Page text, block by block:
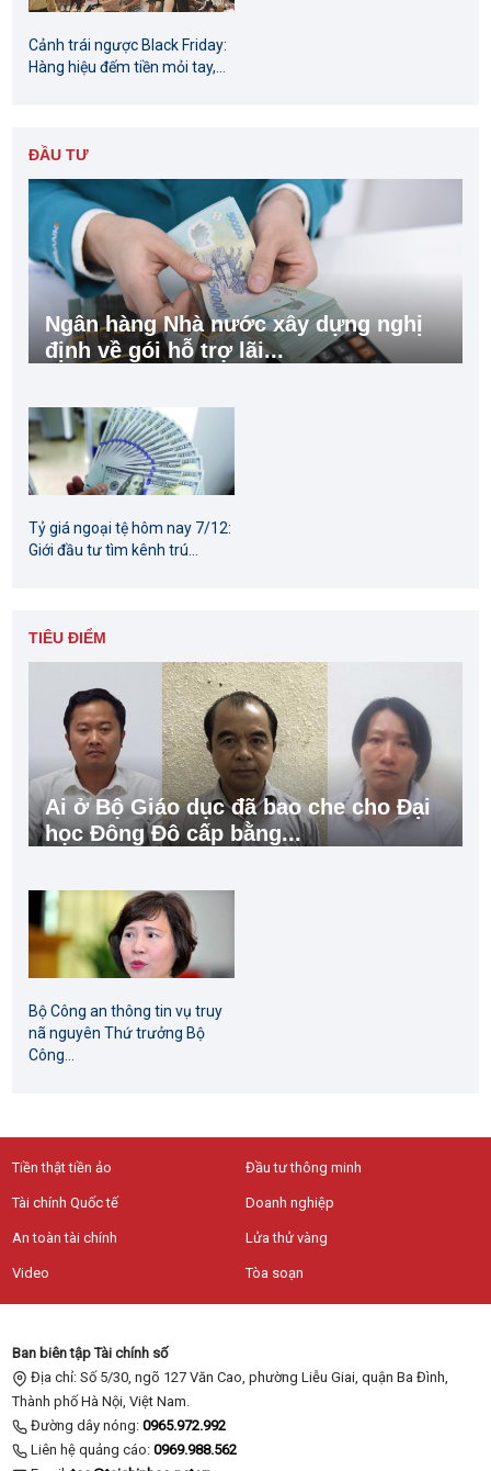
Cảnh trái ngược Black Friday:
Hàng hiệu đếm tiền mỏi tay,...
ĐẦU TƯ
Ngân hàng Nhà nước xây dựng nghị
định về gói hỗ trợ lãi...
Tỷ giá ngoại tệ hôm nay 7/12:
Giới đầu tư tìm kênh trú...
TIÊU ĐIỂM
Ai ở Bộ Giáo dục đã bao che cho Đại
học Đông Đô cấp bằng...
Bộ Công an thông tin vụ truy
nã nguyên Thứ trưởng Bộ
Công...
Tiền thật tiền ảo Đầu tư thông minh
Tài chính Quốc tế Doanh nghiệp
An toàn tài chính Lửa thử vàng
Video Tòa soạn
Ban biên tập Tài chính số
Địa chỉ: Số 5/30, ngõ 127 Văn Cao, phường Liễu Giai, quận Ba Đình,
Thành phố Hà Nội, Việt Nam.
Đường dây nóng:0965.972.992
Liên hệ quảng cáo:0969.988.562